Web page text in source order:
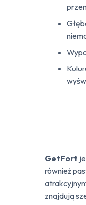
GetFort
również
znajdują